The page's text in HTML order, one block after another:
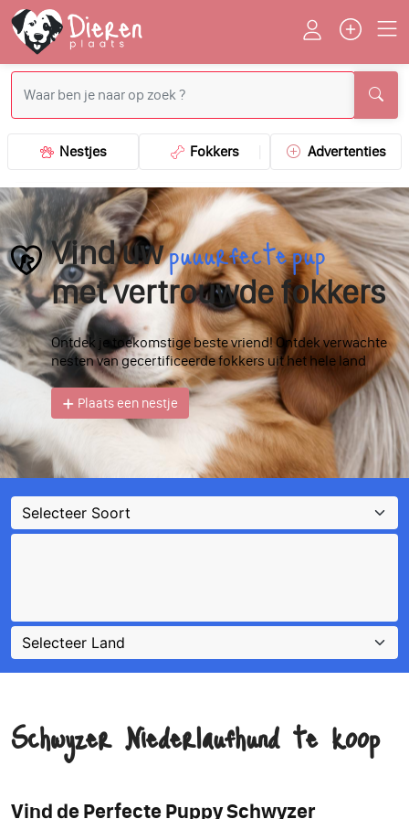
Nestjes Fokkers Advertenties
Vind uwpuuurfecte pup
met vertrouwde fokkers
Ontdek je toekomstige beste vriend! Ontdek verwachte
nesten van gecertificeerde fokkers uit het hele land
Plaats een nestje
Schwyzer Niederlaufhund te koop
Vind de PerfectePuppy Schwyzer